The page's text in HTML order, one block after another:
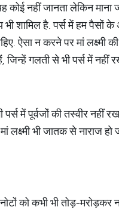
कोई नहीं जानता लेकिन
शामिल है. पर्स में हम पैसों
ऐसा न करने पर मां लक्ष्मी
गलती से भी पर्स में नहीं
में पूर्वजों की तस्वीर नहीं
लक्ष्मी भी जातक से नाराज
को कभी भी तोड़-मरोड़कर